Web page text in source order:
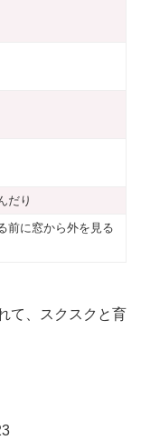
だり
前に窓から外を見る
て、スクスクと育